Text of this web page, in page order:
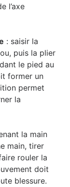
l’axe
: saisir la
puis la plier
le pied au
former un
permet
la
la main
main, tirer
rouler la
doit
blessure.